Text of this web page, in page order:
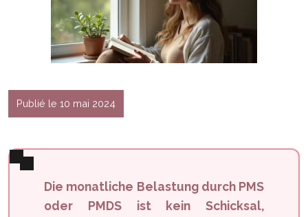
Publié le 10 mai 2024
Die monatliche Belastung durch PMS
oder PMDS ist kein Schicksal,